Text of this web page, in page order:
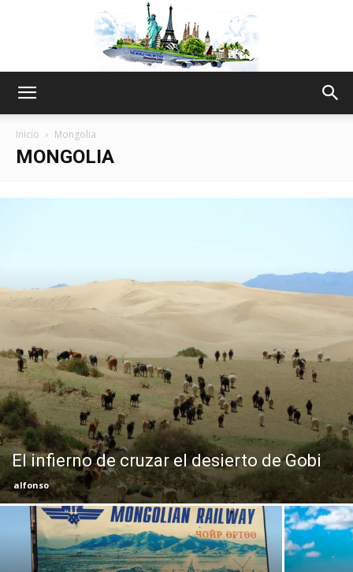
Eyes
Inicio Mongolia
MONGOLIA
El infierno de cruzar el desierto de Gobi
alfonso